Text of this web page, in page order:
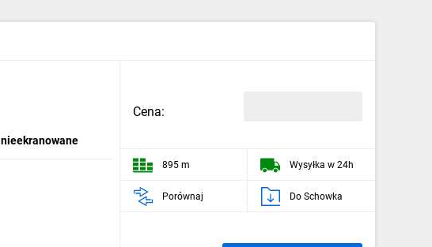
Cena:
895 m Wysyłka w 24h
Porównaj Do Schowka